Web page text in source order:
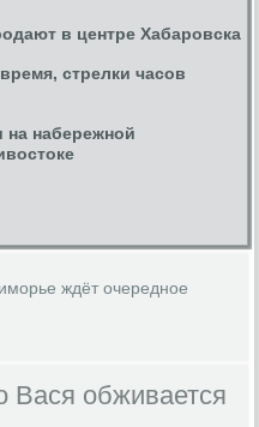
в центре Хабаровска
стрелки часов
на набережной
ждёт очередное
обживается